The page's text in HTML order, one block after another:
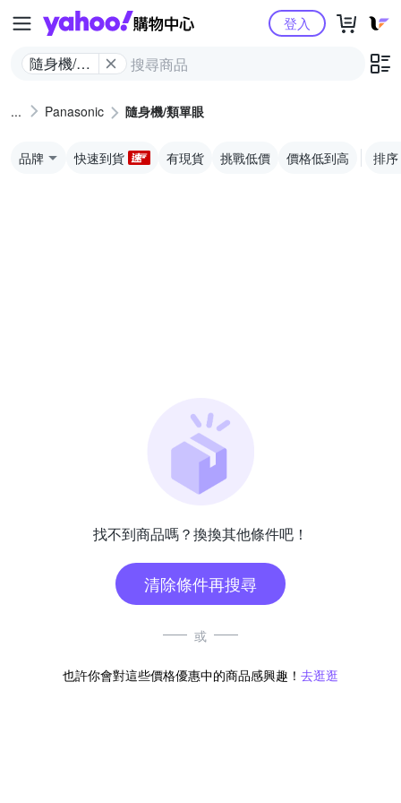
Yahoo購物中心
隨身機/類
登入
Panasonic 隨身機/類單眼
品牌 快速到貨 有現貨 挑戰低價 價格低到高 排序
找不到商品嗎？換換其他條件吧！
清除條件再搜尋
或
也許你會對這些價格優惠中的商品感興趣！ 去逛逛